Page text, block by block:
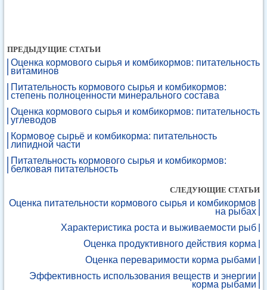
ПРЕДЫДУЩИЕ СТАТЬИ
Оценка кормового сырья и комбикормов: питательность
витаминов
Питательность кормового сырья и комбикормов:
степень полноценности минерального состава
Оценка кормового сырья и комбикормов: питательность
углеводов
Кормовое сырьё и комбикорма: питательность
липидной части
Питательность кормового сырья и комбикормов:
белковая питательность
СЛЕДУЮЩИЕ СТАТЬИ
Оценка питательности кормового сырья и комбикормов
на рыбах
Характеристика роста и выживаемости рыб
Оценка продуктивного действия корма
Оценка переваримости корма рыбами
Эффективность использования веществ и энергии
корма рыбами